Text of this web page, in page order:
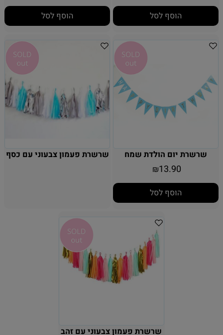
הוסף לסל הוסף לסל
שרשרת יום הולדת שמח
₪13.90
הוסף לסל
שרשרת פעמון צבעוני עם כסף
שרשרת פעמון צבעוני עם זהב